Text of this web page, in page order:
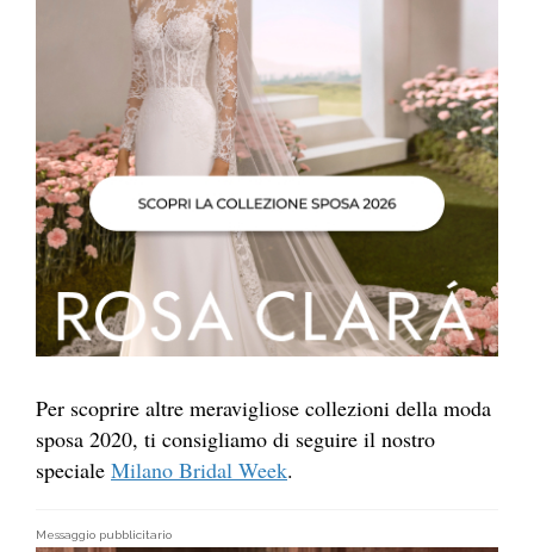
Per scoprire altre meravigliose collezioni della moda
sposa 2020, ti consigliamo di seguire il nostro
speciale Milano Bridal Week.
Messaggio pubblicitario